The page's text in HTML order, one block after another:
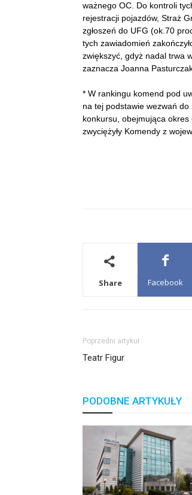
ważnego OC. Do kontroli
rejestracji pojazdów, Straż
zgłoszeń do UFG (ok.70
tych zawiadomień
zwiększyć, gdyż nadal trwa
zaznacza Joanna
* W rankingu komend pod
na tej podstawie wezwań do
konkursu, obejmująca
zwyciężyły Komendy z
Share Facebook
Poprzedni artykuł
Teatr Figur
PODOBNE ARTYKUŁY